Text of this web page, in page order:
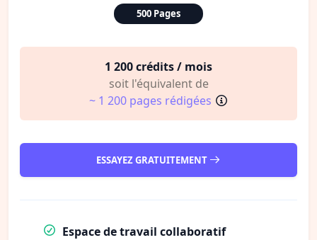
500 Pages
1 200 crédits / mois
soit l'équivalent de
~ 1 200 pages rédigées
ESSAYEZ GRATUITEMENT
Espace de travail collaboratif